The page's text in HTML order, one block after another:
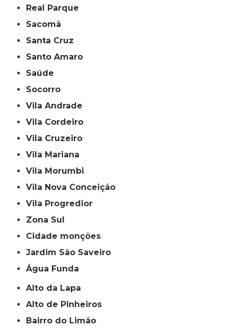
Real Parque
Sacomã
Santa Cruz
Santo Amaro
Saúde
Socorro
Vila Andrade
Vila Cordeiro
Vila Cruzeiro
Vila Mariana
Vila Morumbi
Vila Nova Conceição
Vila Progredior
Zona Sul
cidade monções
jardim São Saveiro
Água Funda
Alto da Lapa
Alto de Pinheiros
Bairro do Limão